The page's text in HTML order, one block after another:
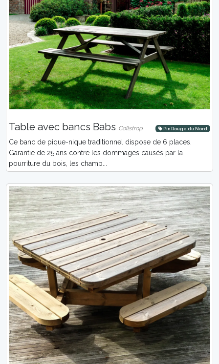
Table avec bancs Babs Collstrop Pin Rouge du Nord
Ce banc de pique-nique traditionnel dispose de 6 places.
Garantie de 25 ans contre les dommages causés par la
pourriture du bois, les champ...